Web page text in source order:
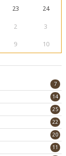
23 24
2 3
9 10
7
14
25
22
20
11